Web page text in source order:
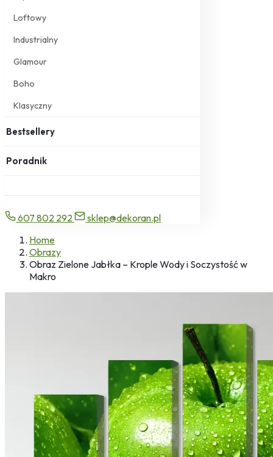
Loftowy
Industrialny
Glamour
Boho
Klasyczny
Bestsellery
Poradnik
607 802 292
sklep@dekoran.pl
Home
Obrazy
Obraz Zielone Jabłka – Krople Wody i Soczystość w
Makro